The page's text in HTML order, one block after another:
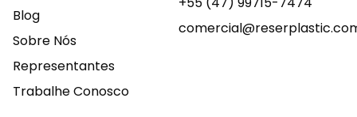
Blog
Sobre Nós
Representantes
Trabalhe Conosco